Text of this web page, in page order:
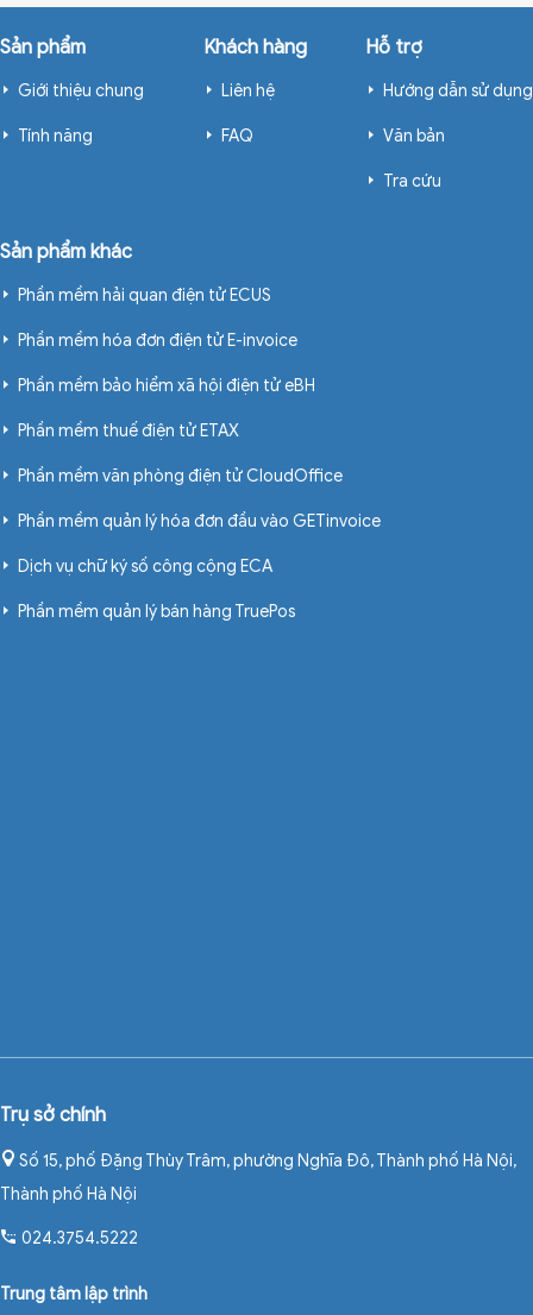
Sản phẩm
Giới thiệu chung
Tính năng
Khách hàng
Liên hệ
FAQ
Hỗ trợ
Hướng dẫn sử dụng
Văn bản
Tra cứu
Sản phẩm khác
Phần mềm hải quan điện tử ECUS
Phần mềm hóa đơn điện tử E-invoice
Phần mềm bảo hiểm xã hội điện tử eBH
Phần mềm thuế điện tử ETAX
Phần mềm văn phòng điện tử CloudOffice
Phần mềm quản lý hóa đơn đầu vào GETinvoice
Dịch vụ chữ ký số công cộng ECA
Phần mềm quản lý bán hàng TruePos
Trụ sở chính
Số 15, phố Đặng Thùy Trâm, phường Nghĩa Đô, Thành phố Hà Nội,
Thành phố Hà Nội
024.3754.5222
Trung tâm lập trình